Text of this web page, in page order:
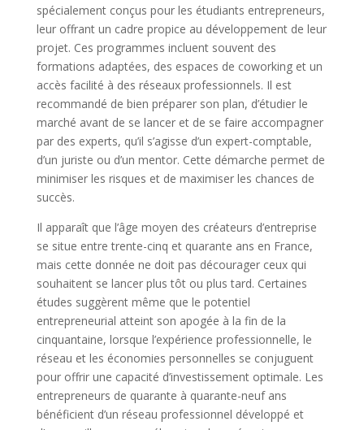
spécialement conçus pour les étudiants entrepreneurs,
leur offrant un cadre propice au développement de leur
projet. Ces programmes incluent souvent des
formations adaptées, des espaces de coworking et un
accès facilité à des réseaux professionnels. Il est
recommandé de bien préparer son plan, d’étudier le
marché avant de se lancer et de se faire accompagner
par des experts, qu’il s’agisse d’un expert-comptable,
d’un juriste ou d’un mentor. Cette démarche permet de
minimiser les risques et de maximiser les chances de
succès.
Il apparaît que l’âge moyen des créateurs d’entreprise
se situe entre trente-cinq et quarante ans en France,
mais cette donnée ne doit pas décourager ceux qui
souhaitent se lancer plus tôt ou plus tard. Certaines
études suggèrent même que le potentiel
entrepreneurial atteint son apogée à la fin de la
cinquantaine, lorsque l’expérience professionnelle, le
réseau et les économies personnelles se conjuguent
pour offrir une capacité d’investissement optimale. Les
entrepreneurs de quarante à quarante-neuf ans
bénéficient d’un réseau professionnel développé et